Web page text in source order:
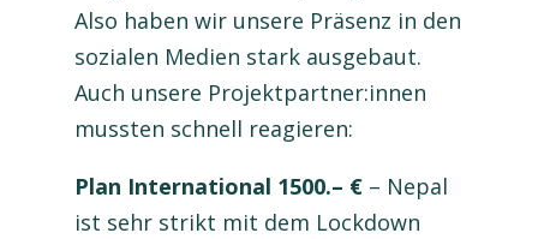
Also haben wir unsere Präsenz in den
sozialen Medien stark ausgebaut.
Auch unsere Projektpartner:innen
mussten schnell reagieren:
Plan International 1500.– € – Nepal
ist sehr strikt mit dem Lockdown